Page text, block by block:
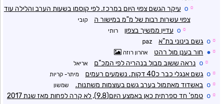
☼
o עיקר הגשם צפוי היום במרכז. לפי קוסמו בשעות הערב והלילה עוד
צפוי עשרות רבות של מ"מ במישור ה
קובי
☼
o עדיין ממשיך בצפון רותי
☼
o גשם בינוני בת"א paz
☼
● חור בענן מול רהט אהרון רוזה
☼
o נראה ששוב מבול בנהריה לפי המכ"ם אריאל
☼
o גשם אנגלי כבר כ40 דקות. נשמעים רעמים מיתר- קריות
☼
o באשדוד מאתמול בערב גשם בעוצמות משתנות. שמשון
☼
o טמפ' חד ספרתית כאן באמצע היום(9.8), לא קרה לפחות מאז שנת 2017